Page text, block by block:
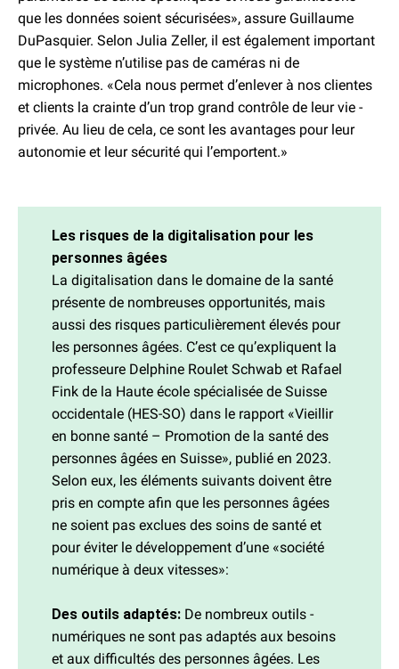
que les données soient sécurisées», assure Guillaume
DuPasquier. Selon Julia Zeller, il est également important
que le système n’utilise pas de caméras ni de
microphones. «Cela nous permet d’enlever à nos clientes
et clients la crainte d’un trop grand contrôle de leur vie ­
privée. Au lieu de cela, ce sont les avantages pour leur
autonomie et leur sécurité qui l’emportent.»
Les risques de la digitalisation pour les
personnes âgées
La digitalisation dans le domaine de la santé
présente de nombreuses opportunités, mais
aussi des risques particulièrement élevés pour
les personnes âgées. C’est ce qu’expliquent la
professeure Delphine Roulet Schwab et Rafael
Fink de la Haute école spécialisée de Suisse
occidentale (HES-SO) dans le rapport «Vieillir
en bonne santé – Promotion de la santé des
personnes âgées en Suisse», publié en 2023.
Selon eux, les éléments suivants doivent être
pris en compte afin que les personnes âgées
ne soient pas exclues des soins de santé et
pour éviter le développement d’une «société
numérique à deux vitesses»:
Des outils adaptés: De nombreux outils ­
numériques ne sont pas adaptés aux besoins
et aux difficultés des personnes âgées. Les